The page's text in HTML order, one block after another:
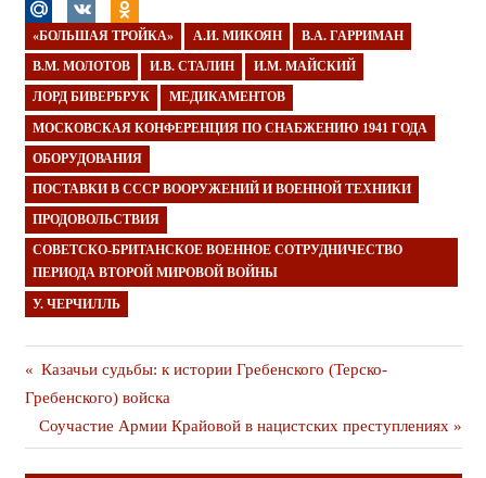
«БОЛЬШАЯ ТРОЙКА» А.И. МИКОЯН В.А. ГАРРИМАН
В.М. МОЛОТОВ И.В. СТАЛИН И.М. МАЙСКИЙ
ЛОРД БИВЕРБРУК МЕДИКАМЕНТОВ
МОСКОВСКАЯ КОНФЕРЕНЦИЯ ПО СНАБЖЕНИЮ 1941 ГОДА
ОБОРУДОВАНИЯ
ПОСТАВКИ В СССР ВООРУЖЕНИЙ И ВОЕННОЙ ТЕХНИКИ
ПРОДОВОЛЬСТВИЯ
СОВЕТСКО-БРИТАНСКОЕ ВОЕННОЕ СОТРУДНИЧЕСТВО
ПЕРИОДА ВТОРОЙ МИРОВОЙ ВОЙНЫ
У. ЧЕРЧИЛЛЬ
Навигация
по
записям
Предыдущая
публикация
Казачьи судьбы: к истории Гребенского (Терско-
Гребенского) войска
Следующая
публикация
Соучастие Армии Крайовой в нацистских преступлениях